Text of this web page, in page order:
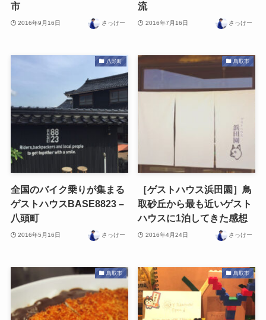
市
2016年9月16日 さっけー
流
2016年7月16日 さっけー
八頭町
全国のバイク乗りが集まる
ゲストハウスBASE8823 –
八頭町
2016年5月16日 さっけー
鳥取市
［ゲストハウス浜田園］鳥
取砂丘から最も近いゲスト
ハウスに1泊してきた感想
2016年4月24日 さっけー
鳥取市 鳥取市